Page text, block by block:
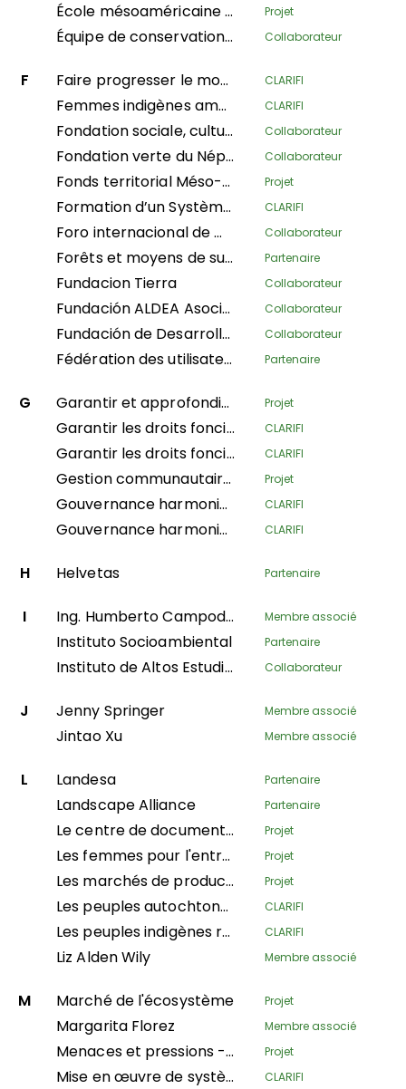
École mésoaméricaine de leadership Projet
Équipe de conservation d'Amazon Collaborateur
F Faire progresser le mouvement des femmes indigènes en Asie en renforçant le leadership collectif et l’autonomie CLARIFI
Femmes indigènes amazoniennes protégeant les forêts et les connaissances traditionnelles pour la gouvernance territoriale CLARIFI
Fondation sociale, culturelle et éducative Azúcar Collaborateur
Fondation verte du Népal Collaborateur
Fonds territorial Méso-Américain Projet
Formation d’un Système de Zones Protégées (Phase I) des Communautés Noires dans quatre Conseils Communautaires : Nelson Mandela et Diego Luis Córdoba – COCODILUCO dans le département de Guaviare ; et Villa del Río et Las Acacias dans le département de Putumayo CLARIFI
Foro internacional de mujeres indígenas Collaborateur
Forêts et moyens de subsistance : Évaluation, recherche et engagement Partenaire
Fundacion Tierra Collaborateur
Fundación ALDEA Asociación Latinoamericana para el Desarrollo Alternativo Collaborateur
Fundación de Desarrollo Social Afroecuatoriana AZUCAR Collaborateur
Fédération des utilisateurs des forêts communautaires du Népal Partenaire
G Garantir et approfondir les droits forestiers des communautés au Népal par le biais de l'administration locale et d'actions locales coordonnées Projet
Garantir les droits fonciers des communautés locales et des populations autochtones dans le processus de création de la zone protégée de Messok-Dja par le biais de la cartographie participative CLARIFI
Garantir les droits fonciers et forestiers des communautés locales pour accroître leur résilience face au changement climatique CLARIFI
Gestion communautaire des incendies Projet
Gouvernance harmonieuse des territoires autochtones amazoniens, en protection de l'équilibre spirituel du territoire et des systèmes de vie autochtones, poursuivant la mise en œuvre de la deuxième phase du décret-loi 632 de 2018 CLARIFI
Gouvernance harmonieuse des territoires indigènes amazoniens pour la protection de l'équilibre spirituel des ressources naturelles et des modes de vie ethniques ; mise en œuvre de la deuxième phase du décret-loi 632 de 2018 CLARIFI
H Helvetas Partenaire
I Ing. Humberto Campodonico Sanchez Membre associé
Instituto Socioambiental Partenaire
Instituto de Altos Estudios Nacionales Collaborateur
J Jenny Springer Membre associé
Jintao Xu Membre associé
L Landesa Partenaire
Landscape Alliance Partenaire
Le centre de documentation du PCN Projet
Les femmes pour l'entreprise et la résilience : Transformer les chaînes de valeur de la pisciculture et de la forêt au Népal Projet
Les marchés de producteurs, une stratégie communautaire pour la sécurité et la souveraineté alimentaires à Alta Verapaz Projet
Les peuples autochtones restaurent les écosystèmes andins pour le Bien Vivre CLARIFI
Les peuples indigènes récupérant les écosystèmes andins pour le bien-vivre CLARIFI
Liz Alden Wily Membre associé
M Marché de l'écosystème Projet
Margarita Florez Membre associé
Menaces et pressions - surveillance de la dégradation de l'environnement dans les zones protégées Projet
Mise en œuvre de systèmes productifs pour la conservation de l'environnement, la sécurité alimentaire et l'autonomie économique des femmes dans la municipalité de Buenos Aires, Nord du Cauca CLARIFI